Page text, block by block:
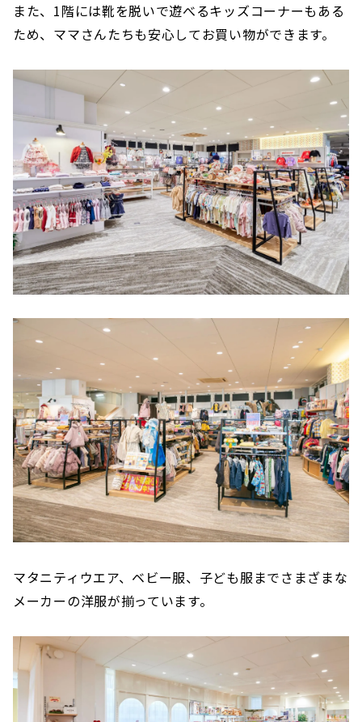
また、1階には靴を脱いで遊べるキッズコーナーもある
ため、ママさんたちも安心してお買い物ができます。
マタニティウエア、ベビー服、子ども服までさまざまな
メーカーの洋服が揃っています。